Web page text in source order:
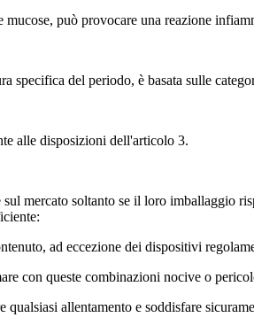
può provocare una reazione
specifica del periodo, è basata sulle
alle disposizioni dell'articolo 3.
mercato soltanto se il loro imballaggio
ad eccezione dei dispositivi
con queste combinazioni nocive o
allentamento e soddisfare